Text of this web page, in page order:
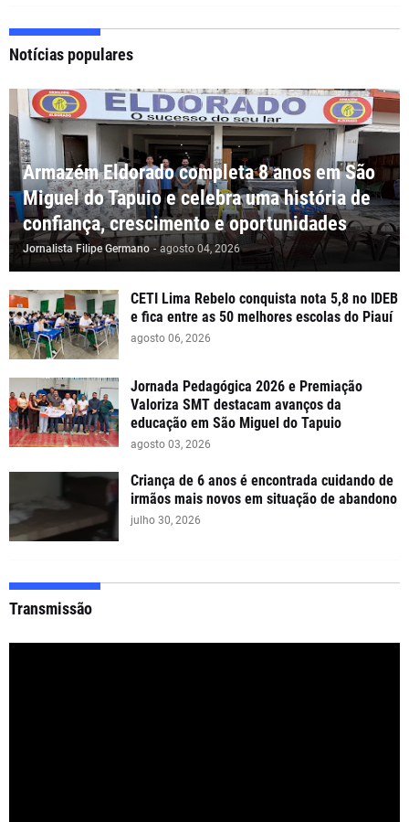
Notícias populares
Armazém Eldorado completa 8 anos em São
Miguel do Tapuio e celebra uma história de
confiança, crescimento e oportunidades
Jornalista Filipe Germano - agosto 04, 2026
CETI Lima Rebelo conquista nota 5,8 no IDEB
e fica entre as 50 melhores escolas do Piauí
agosto 06, 2026
Jornada Pedagógica 2026 e Premiação
Valoriza SMT destacam avanços da
educação em São Miguel do Tapuio
agosto 03, 2026
Criança de 6 anos é encontrada cuidando de
irmãos mais novos em situação de abandono
julho 30, 2026
Transmissão